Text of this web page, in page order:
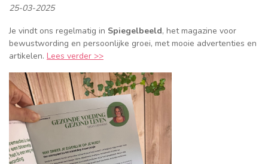
25-03-2025
Je vindt ons regelmatig in Spiegelbeeld, het magazine voor
bewustwording en persoonlijke groei, met mooie advertenties en
artikelen. Lees verder >>